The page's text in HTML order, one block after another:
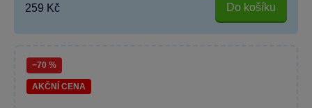
259 Kč Do košíku
−70 %
AKČNÍ CENA